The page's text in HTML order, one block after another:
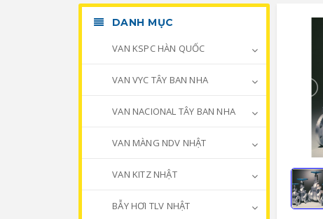
DANH MỤC
VAN KSPC HÀN QUỐC
VAN VYC TÂY BAN NHA
VAN NACIONAL TÂY BAN NHA
VAN MÀNG NDV NHẬT
VAN KITZ NHẬT
BẪY HƠI TLV NHẬT